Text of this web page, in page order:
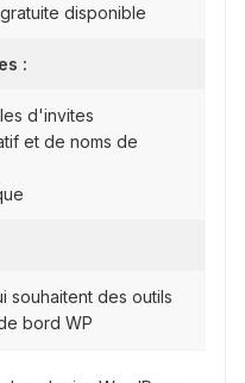
disponible
:
d'invites
et de noms de
souhaitent des outils
bord WP